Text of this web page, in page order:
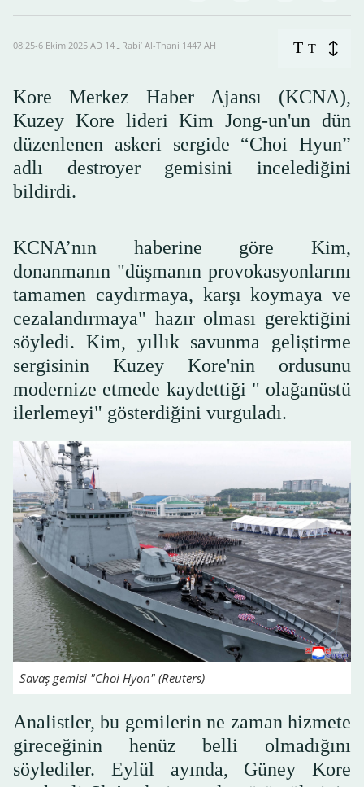
08:25-6 Ekim 2025 AD ـ 14 Rabi’ Al-Thani 1447 AH T T
Kore Merkez Haber Ajansı (KCNA),
Kuzey Kore lideri Kim Jong-un'un dün
düzenlenen askeri sergide “Choi Hyun”
adlı destroyer gemisini incelediğini
bildirdi.
KCNA’nın haberine göre Kim,
donanmanın "düşmanın provokasyonlarını
tamamen caydırmaya, karşı koymaya ve
cezalandırmaya" hazır olması gerektiğini
söyledi. Kim, yıllık savunma geliştirme
sergisinin Kuzey Kore'nin ordusunu
modernize etmede kaydettiği " olağanüstü
ilerlemeyi" gösterdiğini vurguladı.
Savaş gemisi "Choi Hyon" (Reuters)
Analistler, bu gemilerin ne zaman hizmete
gireceğinin henüz belli olmadığını
söylediler. Eylül ayında, Güney Kore